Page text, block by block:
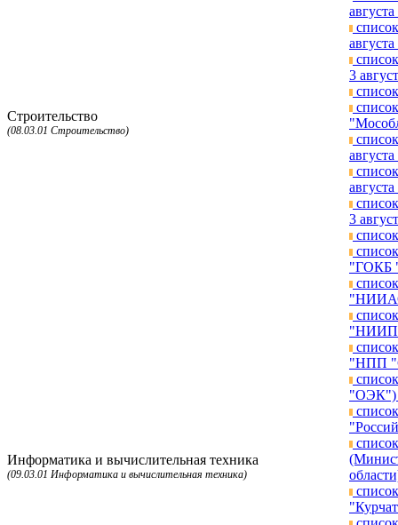
Строительство
(08.03.01 Строительство)
3
Информатика и вычислительная техника
(09.03.01 Информатика и вычислительная техника)
3
"ГОКБ
"НИИП
"НПП
"ОЭК")